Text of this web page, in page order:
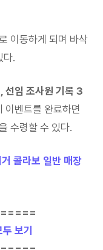
이동하게 되며 바삭
다.
선임 조사원 기록 3
이벤트를 완료하면
수령할 수 있다.
콜라보 일반 매장
보기